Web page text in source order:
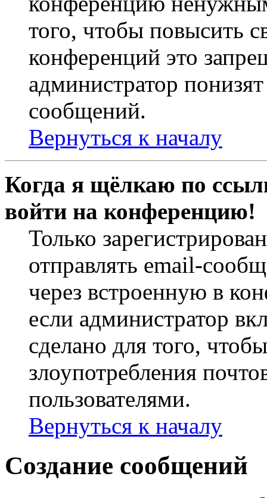
того, чтобы повысить
конференций это
администратор
сообщений.
Вернуться к началу
Когда я щёлкаю по
войти на конференцию!
Только
отправлять email-
через встроенную в
если администратор
сделано для того,
злоупотребления
пользователями.
Вернуться к началу
Создание сообщений